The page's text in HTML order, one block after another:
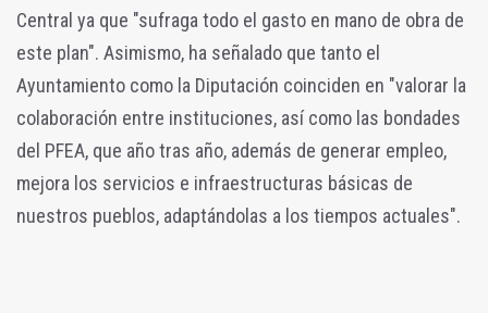
Central ya que "sufraga todo el gasto en mano de obra de
este plan". Asimismo, ha señalado que tanto el
Ayuntamiento como la Diputación coinciden en "valorar la
colaboración entre instituciones, así como las bondades
del PFEA, que año tras año, además de generar empleo,
mejora los servicios e infraestructuras básicas de
nuestros pueblos, adaptándolas a los tiempos actuales".